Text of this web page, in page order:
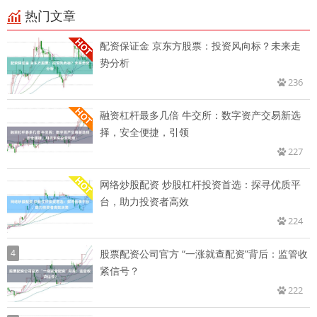
热门文章
配资保证金 京东方股票：投资风向标？未来走
势分析
236
融资杠杆最多几倍 牛交所：数字资产交易新选
择，安全便捷，引领
227
网络炒股配资 炒股杠杆投资首选：探寻优质平
台，助力投资者高效
224
4
股票配资公司官方 “一涨就查配资”背后：监管收
紧信号？
222